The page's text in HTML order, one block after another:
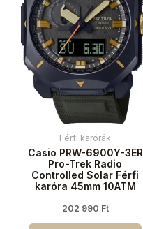
Férfi karórák
Casio PRW-6900Y-3ER
Pro-Trek Radio
Controlled Solar Férfi
karóra 45mm 10ATM
202 990 Ft